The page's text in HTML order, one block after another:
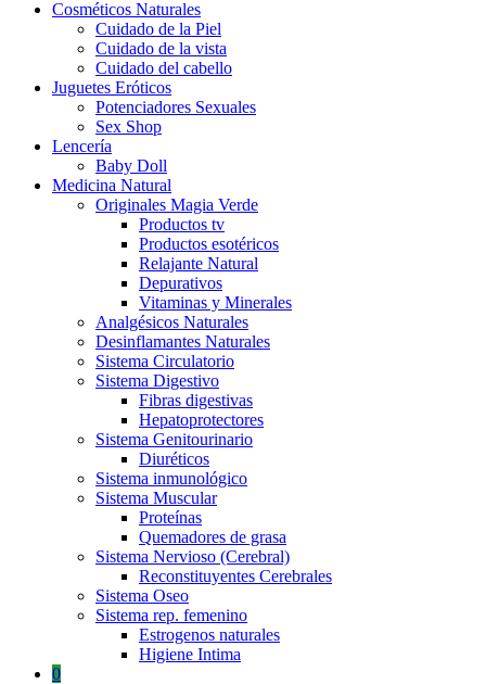
Cosméticos Naturales
Cuidado de la Piel
Cuidado de la vista
Cuidado del cabello
Juguetes Eróticos
Potenciadores Sexuales
Sex Shop
Lencería
Baby Doll
Medicina Natural
Originales Magia Verde
Productos tv
Productos esotéricos
Relajante Natural
Depurativos
Vitaminas y Minerales
Analgésicos Naturales
Desinflamantes Naturales
Sistema Circulatorio
Sistema Digestivo
Fibras digestivas
Hepatoprotectores
Sistema Genitourinario
Diuréticos
Sistema inmunológico
Sistema Muscular
Proteínas
Quemadores de grasa
Sistema Nervioso (Cerebral)
Reconstituyentes Cerebrales
Sistema Oseo
Sistema rep. femenino
Estrogenos naturales
Higiene Intima
0